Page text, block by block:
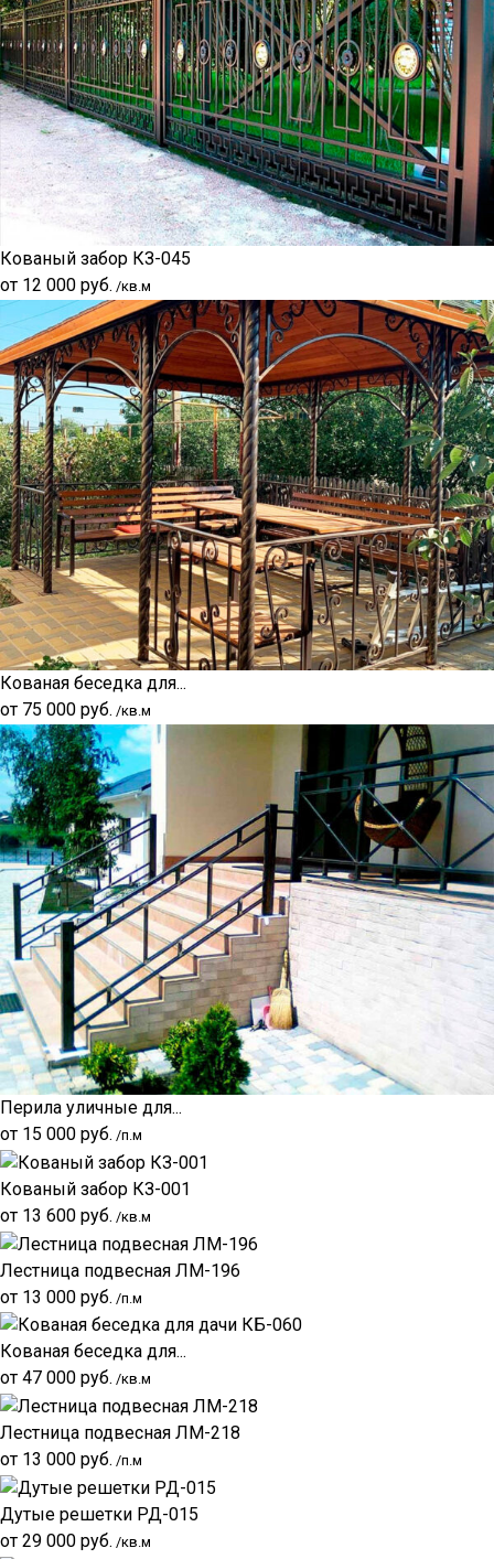
Кованый забор КЗ-045
от 12 000 руб. /кв.м
Кованая беседка для...
от 75 000 руб. /кв.м
Перила уличные для...
от 15 000 руб. /п.м
Кованый забор КЗ-001
от 13 600 руб. /кв.м
Лестница подвесная ЛМ-196
от 13 000 руб. /п.м
Кованая беседка для...
от 47 000 руб. /кв.м
Лестница подвесная ЛМ-218
от 13 000 руб. /п.м
Дутые решетки РД-015
от 29 000 руб. /кв.м